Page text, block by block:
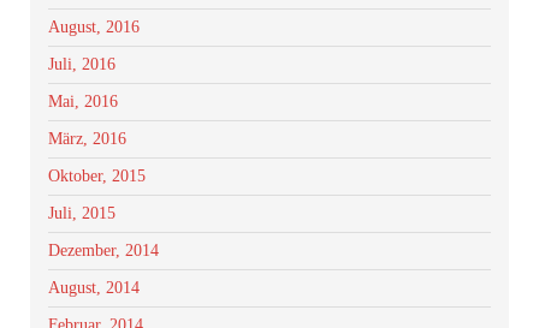
August, 2016
Juli, 2016
Mai, 2016
März, 2016
Oktober, 2015
Juli, 2015
Dezember, 2014
August, 2014